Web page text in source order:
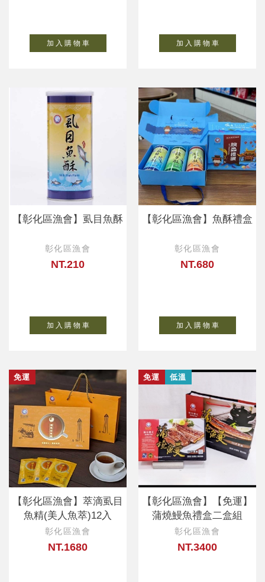
加 入 購 物 車 加 入 購 物 車
【彰化區漁會】虱目魚酥
彰化區漁會
NT.210
加 入 購 物 車
【彰化區漁會】魚酥禮盒
彰化區漁會
NT.680
加 入 購 物 車
免運
【彰化區漁會】萃滴虱目
魚精(美人魚萃)12入
彰化區漁會
NT.1680
免運 低溫
【彰化區漁會】【免運】
蒲燒鰻魚禮盒二盒組
彰化區漁會
NT.3400